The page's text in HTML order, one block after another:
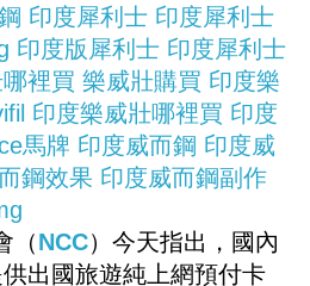
印度犀利士 印度犀利士
印度版犀利士 印度犀利士
裡買 樂威壯購買 印度樂
印度樂威壯哪裡買 印度
馬牌 印度威而鋼 印度威
鋼效果 印度威而鋼副作
（NCC）今天指出，國內
出國旅遊純上網預付卡